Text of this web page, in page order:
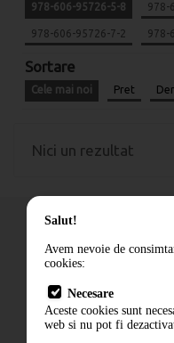
978-606-95726-5-8 978-
978-606-95726-7-2 978-
Sortare
Cele mai noi Pret
Nici un rezultat
Cum comand
Livrare
Contact
Salut!
Avem nevoie de
cookies:
Necesare
Aceste cookies sunt
web si nu pot fi